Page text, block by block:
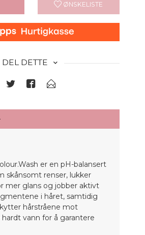
ØNSKELISTE
DEL DETTE
er en pH-balansert
skånsomt renser, lukker
mer glans og jobber aktivt
i håret, samtidig
hårstråene mot
hardt vann for å garantere